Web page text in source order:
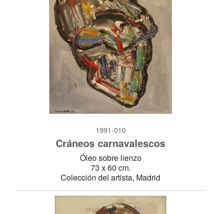
1991-010
Cráneos carnavalescos
Óleo sobre lienzo
73 x 60 cm.
Colección del artista, Madrid